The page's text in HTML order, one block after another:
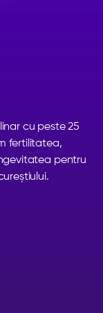
cu peste 25
fertilitatea,
pentru